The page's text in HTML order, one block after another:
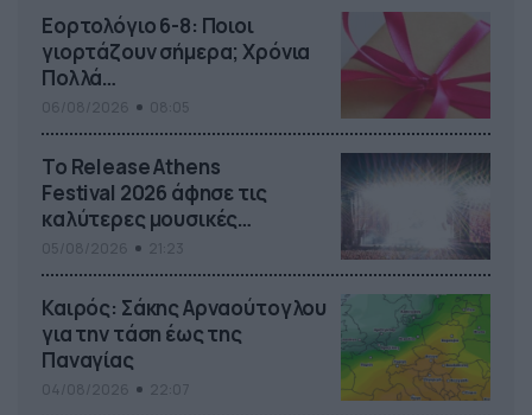
Εορτολόγιο 6-8: Ποιοι
γιορτάζουν σήμερα; Χρόνια
Πολλά…
Το Release Athens
Festival 2026 άφησε τις
καλύτερες μουσικές
αναμνήσεις
Καιρός: Σάκης Αρναούτογλου
για την τάση έως της
Παναγίας